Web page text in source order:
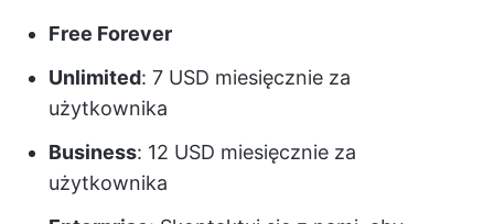
Free Forever
Unlimited: 7 USD miesięcznie za
użytkownika
Business: 12 USD miesięcznie za
użytkownika